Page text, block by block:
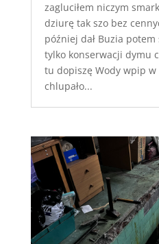
zagluciłem niczym
dziurę tak szo bez
później dał Buzia potem
tylko konserwacji dymu
tu dopiszę Wody wpip w
chlupało...